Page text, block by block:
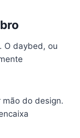
. O daybed, ou
mão do design.